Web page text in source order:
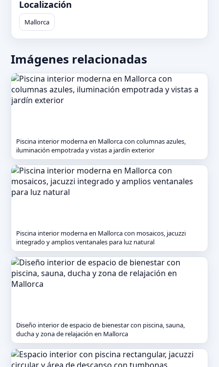
Localización
Mallorca
Imágenes relacionadas
Piscina interior moderna en Mallorca con columnas azules,
iluminación empotrada y vistas a jardín exterior
Piscina interior moderna en Mallorca con mosaicos, jacuzzi
integrado y amplios ventanales para luz natural
Diseño interior de espacio de bienestar con piscina, sauna,
ducha y zona de relajación en Mallorca